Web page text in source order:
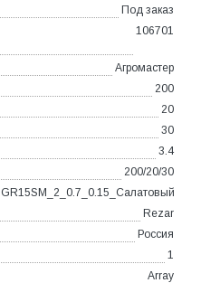
Под заказ
106701
Агромастер
200
20
30
3.4
200/20/30
GR15SM_2_0.7_0.15_Салатовый
Rezar
Россия
1
Array